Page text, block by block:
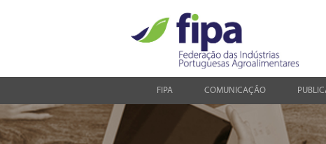
FIPA COMUNICAÇÃO